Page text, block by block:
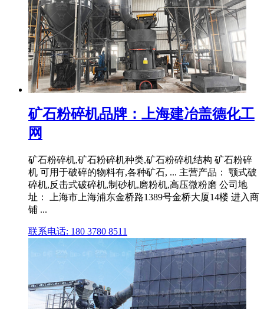
矿石粉碎机品牌：上海建冶盖德化工
网
矿石粉碎机,矿石粉碎机种类,矿石粉碎机结构 矿石粉碎
机 可用于破碎的物料有,各种矿石, ... 主营产品： 颚式破
碎机,反击式破碎机,制砂机,磨粉机,高压微粉磨 公司地
址： 上海市上海浦东金桥路1389号金桥大厦14楼 进入商
铺 ...
联系电话: 180 3780 8511